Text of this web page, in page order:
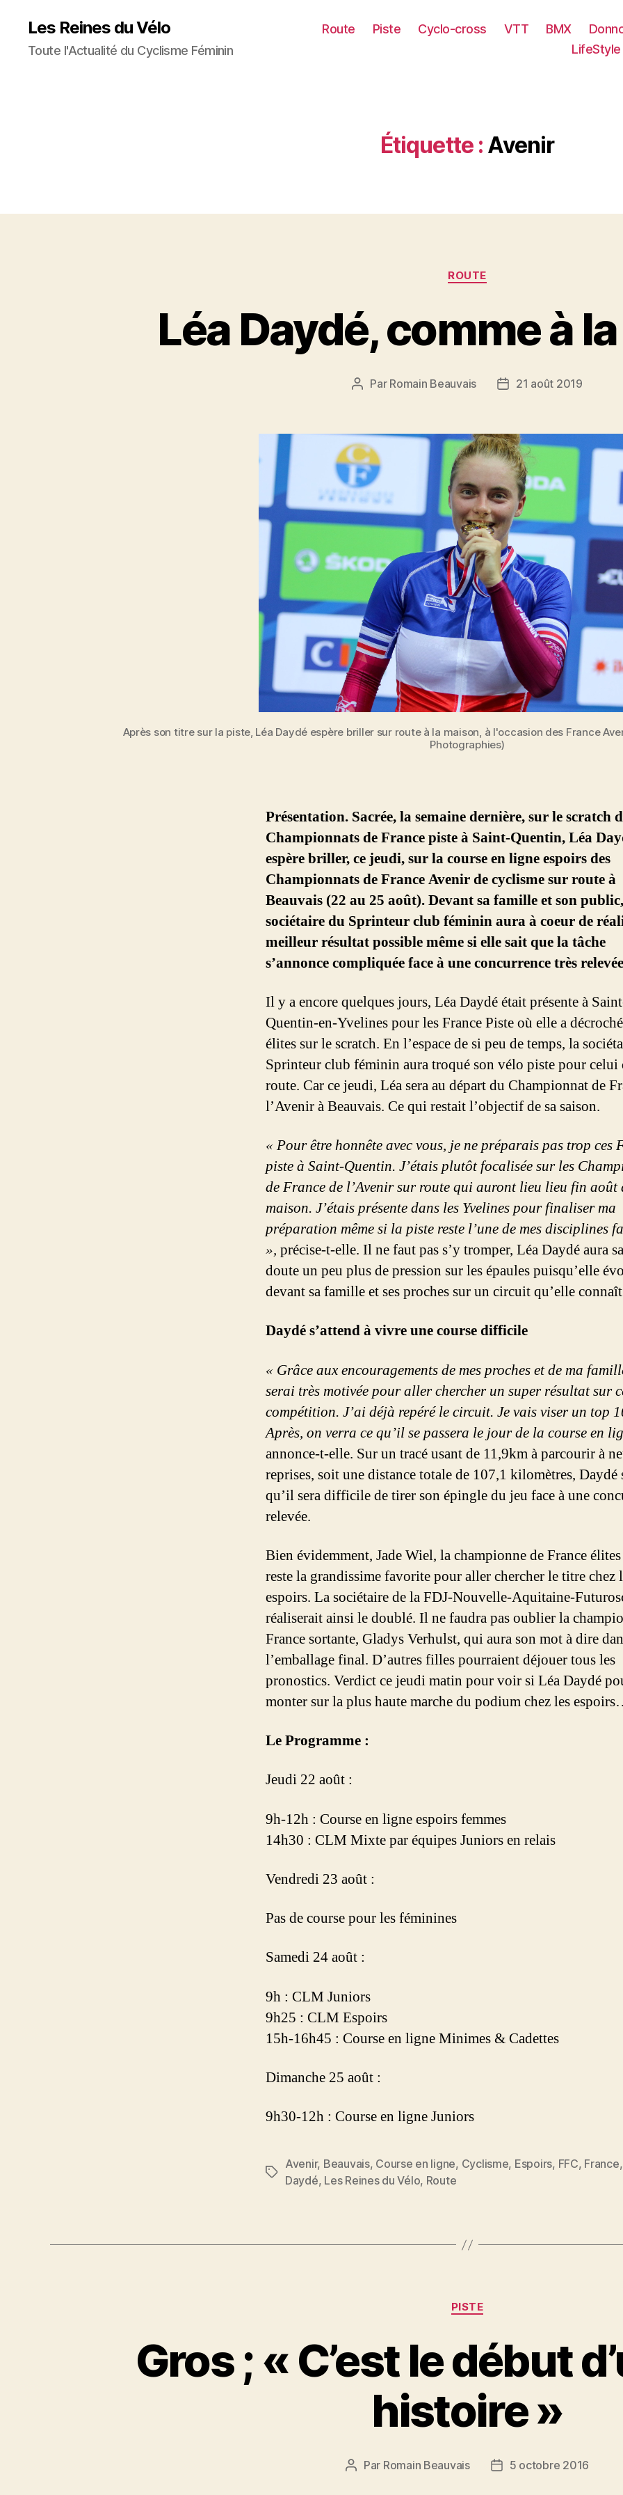
Les Reines du Vélo
Toute l'Actualité du Cyclisme Féminin
Route Piste Cyclo-cross VTT BMX
LifeStyle
Étiquette : Avenir
Catégories
ROUTE
Léa Daydé, comme à
Auteur
Par Romain Beauvais
Date21 août 2019
Après son titre sur la piste, Léa Daydé espère briller sur route à la maison, à l'occasion des France
Photographies)
Présentation. Sacrée, la semaine dernière, sur le scratch
Championnats de France piste à Saint-Quentin, Léa
espère briller, ce jeudi, sur la course en ligne espoirs des
Championnats de France Avenir de cyclisme sur route à
Beauvais (22 au 25 août). Devant sa famille et son
sociétaire du Sprinteur club féminin aura à coeur de
meilleur résultat possible même si elle sait que la tâche
s’annonce compliquée face à une concurrence très
Il y a encore quelques jours, Léa Daydé était présente à
Quentin-en-Yvelines pour les France Piste où elle a
élites sur le scratch. En l’espace de si peu de temps, la
Sprinteur club féminin aura troqué son vélo piste pour celui
route. Car ce jeudi, Léa sera au départ du Championnat de
l’Avenir à Beauvais. Ce qui restait l’objectif de sa saison.
« Pour être honnête avec vous, je ne préparais pas trop ces
piste à Saint-Quentin. J’étais plutôt focalisée sur les
de France de l’Avenir sur route qui auront lieu lieu fin août
maison. J’étais présente dans les Yvelines pour finaliser ma
préparation même si la piste reste l’une de mes disciplines
», précise-t-elle. Il ne faut pas s’y tromper, Léa Daydé aura
doute un peu plus de pression sur les épaules puisqu’elle
devant sa famille et ses proches sur un circuit qu’elle
Daydé s’attend à vivre une course difficile
« Grâce aux encouragements de mes proches et de ma
serai très motivée pour aller chercher un super résultat sur
compétition. J’ai déjà repéré le circuit. Je vais viser un top
Après, on verra ce qu’il se passera le jour de la course en
annonce-t-elle. Sur un tracé usant de 11,9km à parcourir à
reprises, soit une distance totale de 107,1 kilomètres, Daydé
qu’il sera difficile de tirer son épingle du jeu face à une
relevée.
Bien évidemment, Jade Wiel, la championne de France
reste la grandissime favorite pour aller chercher le titre chez
espoirs. La sociétaire de la FDJ-Nouvelle-Aquitaine-
réaliserait ainsi le doublé. Il ne faudra pas oublier la
France sortante, Gladys Verhulst, qui aura son mot à dire
l’emballage final. D’autres filles pourraient déjouer tous les
pronostics. Verdict ce jeudi matin pour voir si Léa Daydé
monter sur la plus haute marche du podium chez les
Le Programme :
Jeudi 22 août :
9h-12h : Course en ligne espoirs femmes
14h30 : CLM Mixte par équipes Juniors en relais
Vendredi 23 août :
Pas de course pour les féminines
Samedi 24 août :
9h : CLM Juniors
9h25 : CLM Espoirs
15h-16h45 : Course en ligne Minimes & Cadettes
Dimanche 25 août :
9h30-12h : Course en ligne Juniors
Étiquettes
Avenir, Beauvais, Course en ligne, Cyclisme, Espoirs, FFC, France,
Daydé, Les Reines du Vélo, Route
Catégories
PISTE
Gros ; « C’est le début
histoire »
Auteur
Par Romain Beauvais
Date5 octobre 2016